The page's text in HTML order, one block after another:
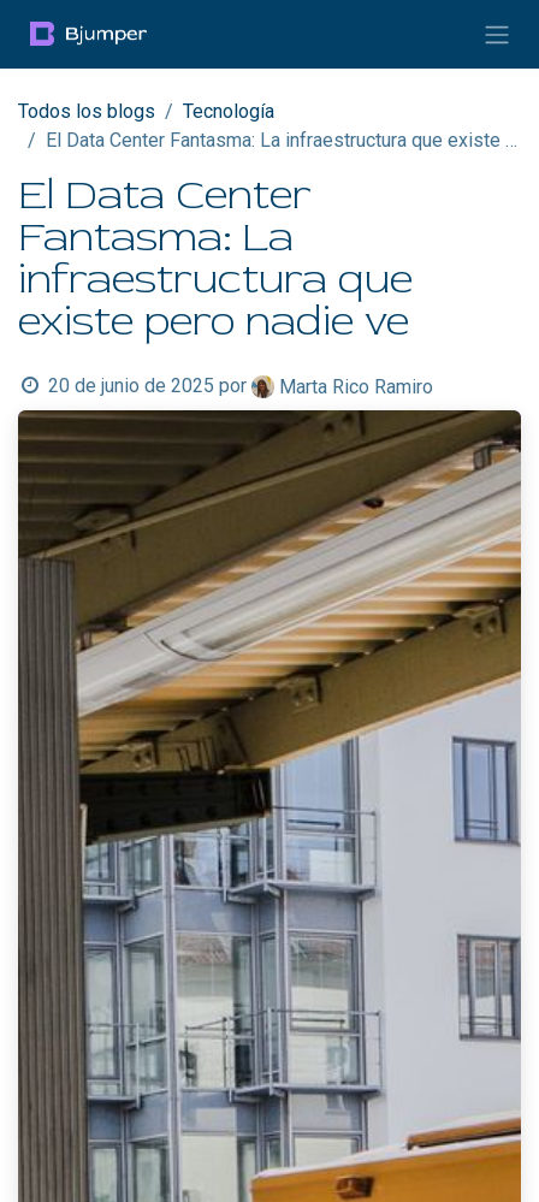
Todos los blogs
Tecnología
El Data Center Fantasma: La infraestructura que existe pero nadie ve
El Data Center
Fantasma: La
infraestructura que
existe pero nadie ve
20 de junio de 2025 por Marta Rico Ramiro